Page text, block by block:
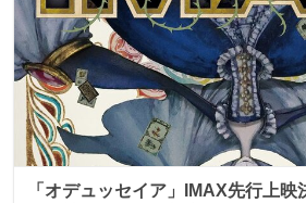
「オデュッセイア」IMAX先行上